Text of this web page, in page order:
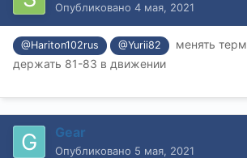
Опубликовано 4 мая, 2021
@Hariton102rus @Yurii82
менять
держать 81-83 в движении
Gear
Опубликовано 5 мая, 2021